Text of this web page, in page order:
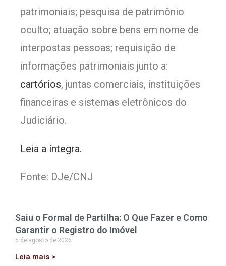
patrimoniais; pesquisa de patrimônio
oculto; atuação sobre bens em nome de
interpostas pessoas; requisição de
informações patrimoniais junto a:
cartórios, juntas comerciais, instituições
financeiras e sistemas eletrônicos do
Judiciário.
Leia a íntegra.
Fonte: DJe/CNJ
Saiu o Formal de Partilha: O Que Fazer e Como
Garantir o Registro do Imóvel
5 de agosto de 2026
Leia mais >